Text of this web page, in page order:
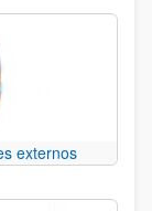
externos